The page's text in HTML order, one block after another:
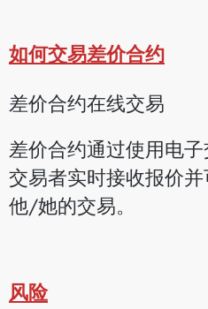
如何交易差价合约
差价合约在线交易
差价合约通过使用电子
交易者实时接收报价
他/她的交易。
风险